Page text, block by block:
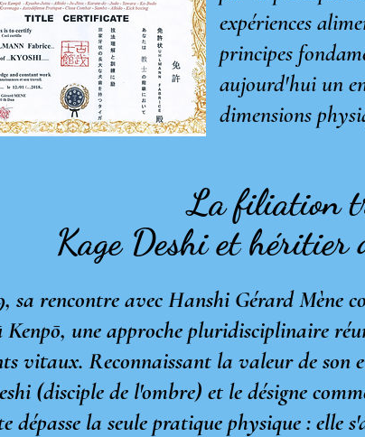
expériences
principes
aujourd'hui un
dimensions
La filiation
Kage Deshi et héritier
sa rencontre avec Hanshi Gérard Mène
une approche pluridisciplinaire
vitaux. Reconnaissant la valeur de son
(disciple de l'ombre) et le désigne
dépasse la seule pratique physique : elle